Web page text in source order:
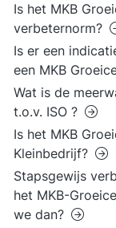
Is het MKB
verbeternorm?
Is er een
een MKB
Wat is de
t.o.v. ISO ?
Is het MKB
Kleinbedrijf?
Stapsgewijs
het MKB-
we dan?